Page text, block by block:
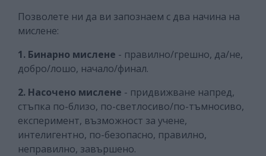
Позволете ни да ви запознаем с два начина на
мислене:
1. Бинарно мислене - правилно/грешно, да/не,
добро/лошо, начало/финал.
2. Насочено мислене - придвижване напред,
стъпка по-близо, по-светлосиво/по-тъмносиво,
експеримент, възможност за учене,
интелигентно, по-безопасно, правилно,
неправилно, завършено.